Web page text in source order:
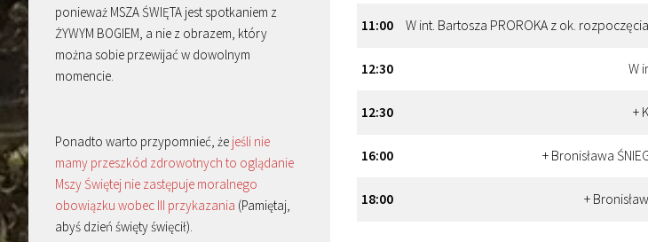
11:00 W int. Bartosza PROROKA z ok.
12:30 W
12:30 +
16:00 + Bronisława
18:00 +
ponieważ MSZA ŚWIĘTA jest spotkaniem z
ŻYWYM BOGIEM, a nie z obrazem, który
można sobie przewijać w dowolnym
momencie.
Ponadto warto przypomnieć, że jeśli nie
mamy przeszkód zdrowotnych to oglądanie
Mszy Świętej nie zastępuje moralnego
obowiązku wobec III przykazania (Pamiętaj,
abyś dzień święty święcił).